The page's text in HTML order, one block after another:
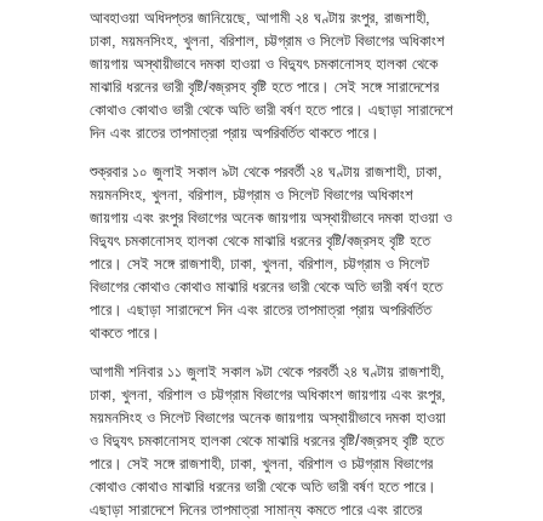
আবহাওয়া অধিদপ্তর জানিয়েছে, আগামী ২৪ ঘণ্টায় রংপুর, রাজশাহী,
ঢাকা, ময়মনসিংহ, খুলনা, বরিশাল, চট্টগ্রাম ও সিলেট বিভাগের অধিকাংশ
জায়গায় অস্থায়ীভাবে দমকা হাওয়া ও বিদ্যুৎ চমকানোসহ হালকা থেকে
মাঝারি ধরনের ভারী বৃষ্টি/বজ্রসহ বৃষ্টি হতে পারে। সেই সঙ্গে সারাদেশের
কোথাও কোথাও ভারী থেকে অতি ভারী বর্ষণ হতে পারে। এছাড়া সারাদেশে
দিন এবং রাতের তাপমাত্রা প্রায় অপরিবর্তিত থাকতে পারে।
শুক্রবার ১০ জুলাই সকাল ৯টা থেকে পরবর্তী ২৪ ঘণ্টায় রাজশাহী, ঢাকা,
ময়মনসিংহ, খুলনা, বরিশাল, চট্টগ্রাম ও সিলেট বিভাগের অধিকাংশ
জায়গায় এবং রংপুর বিভাগের অনেক জায়গায় অস্থায়ীভাবে দমকা হাওয়া ও
বিদ্যুৎ চমকানোসহ হালকা থেকে মাঝারি ধরনের বৃষ্টি/বজ্রসহ বৃষ্টি হতে
পারে। সেই সঙ্গে রাজশাহী, ঢাকা, খুলনা, বরিশাল, চট্টগ্রাম ও সিলেট
বিভাগের কোথাও কোথাও মাঝারি ধরনের ভারী থেকে অতি ভারী বর্ষণ হতে
পারে। এছাড়া সারাদেশে দিন এবং রাতের তাপমাত্রা প্রায় অপরিবর্তিত
থাকতে পারে।
আগামী শনিবার ১১ জুলাই সকাল ৯টা থেকে পরবর্তী ২৪ ঘণ্টায় রাজশাহী,
ঢাকা, খুলনা, বরিশাল ও চট্টগ্রাম বিভাগের অধিকাংশ জায়গায় এবং রংপুর,
ময়মনসিংহ ও সিলেট বিভাগের অনেক জায়গায় অস্থায়ীভাবে দমকা হাওয়া
ও বিদ্যুৎ চমকানোসহ হালকা থেকে মাঝারি ধরনের বৃষ্টি/বজ্রসহ বৃষ্টি হতে
পারে। সেই সঙ্গে রাজশাহী, ঢাকা, খুলনা, বরিশাল ও চট্টগ্রাম বিভাগের
কোথাও কোথাও মাঝারি ধরনের ভারী থেকে অতি ভারী বর্ষণ হতে পারে।
এছাড়া সারাদেশে দিনের তাপমাত্রা সামান্য কমতে পারে এবং রাতের